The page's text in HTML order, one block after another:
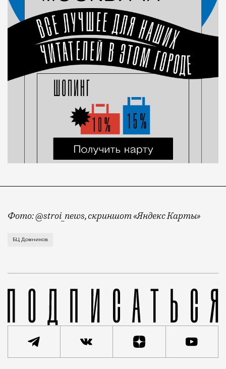
Фото: @stroi_news, скриншот «Яндекс Карты»
Бизнес-центр «Домников» на проспекте
БЦ Домников